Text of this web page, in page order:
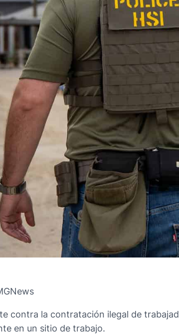
contra la contratación ilegal de
en un sitio de trabajo.